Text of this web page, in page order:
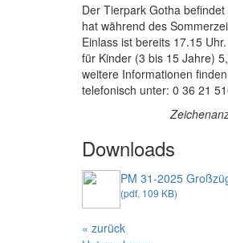
Der Tierpark Gotha
hat während des
Einlass ist bereits 17.15
für Kinder (3 bis 15 Jahre)
weitere Informationen
telefonisch unter: 0 36 21
Downloads
PM 31-2025
(pdf, 109 KB)
« zurück